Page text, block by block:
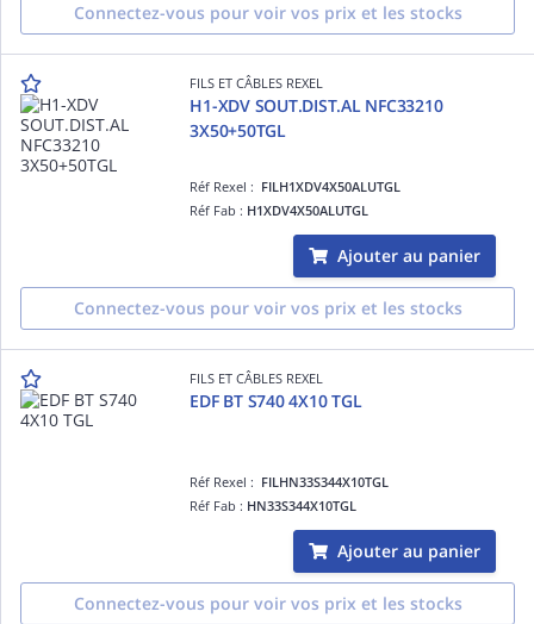
Connectez-vous pour voir vos prix et les stocks
FILS ET CÂBLES REXEL
H1-XDV SOUT.DIST.AL NFC33210
3X50+50TGL
Réf Rexel : FILH1XDV4X50ALUTGL
Réf Fab : H1XDV4X50ALUTGL
Ajouter au panier
Connectez-vous pour voir vos prix et les stocks
FILS ET CÂBLES REXEL
EDF BT S740 4X10 TGL
Réf Rexel : FILHN33S344X10TGL
Réf Fab : HN33S344X10TGL
Ajouter au panier
Connectez-vous pour voir vos prix et les stocks